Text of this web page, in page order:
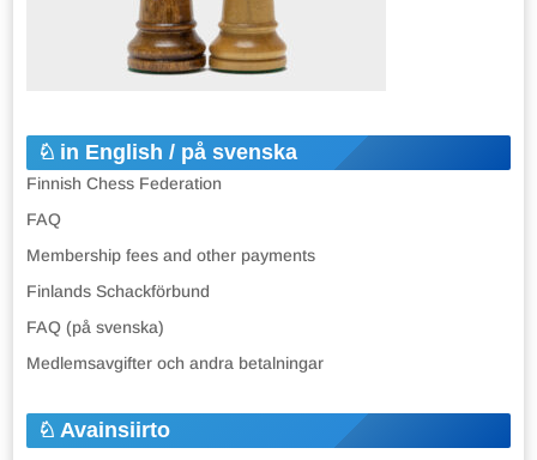
in English / på svenska
Finnish Chess Federation
FAQ
Membership fees and other payments
Finlands Schackförbund
FAQ (på svenska)
Medlemsavgifter och andra betalningar
Avainsiirto